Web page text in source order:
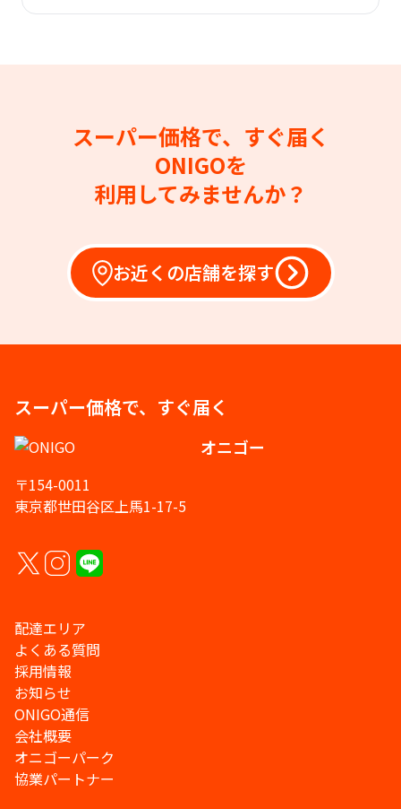
スーパー価格で、すぐ届く
ONIGOを
利用してみませんか？
お近くの店舗を探す
スーパー価格で、すぐ届く
オニゴー
〒154-0011
東京都世田谷区上馬1-17-5
配達エリア
よくある質問
採用情報
お知らせ
ONIGO通信
会社概要
オニゴーパーク
協業パートナー